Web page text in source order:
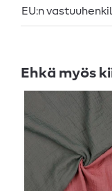
EU:n
Ehkä myös